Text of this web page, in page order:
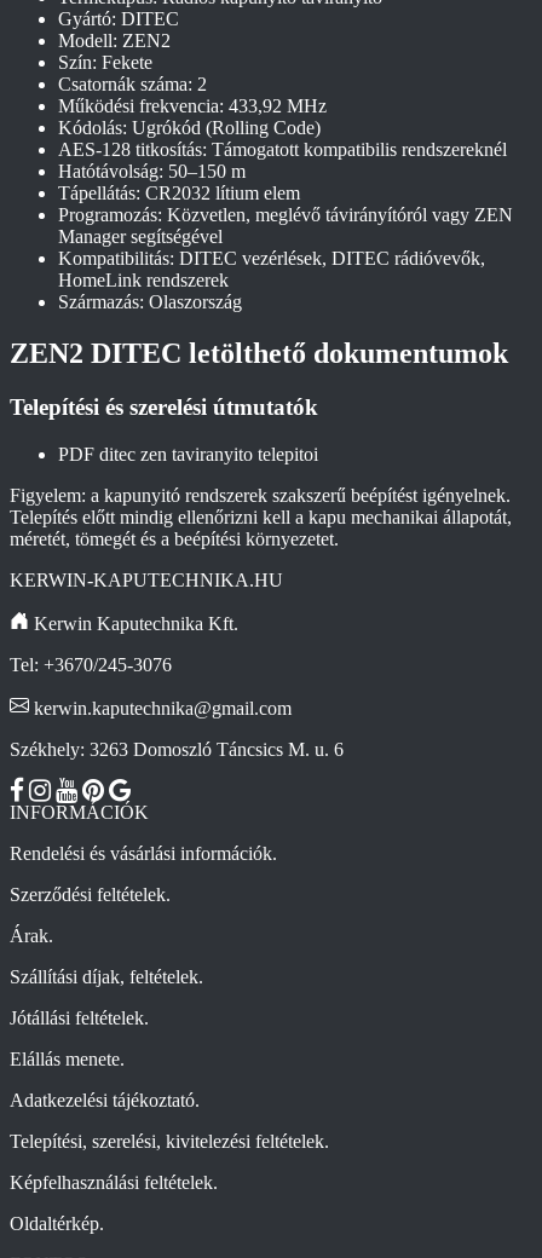
Gyártó: DITEC
Modell: ZEN2
Szín: Fekete
Csatornák száma: 2
Működési frekvencia: 433,92 MHz
Kódolás: Ugrókód (Rolling Code)
AES-128 titkosítás: Támogatott kompatibilis rendszereknél
Hatótávolság: 50–150 m
Tápellátás: CR2032 lítium elem
Programozás: Közvetlen, meglévő távirányítóról vagy ZEN
Manager segítségével
Kompatibilitás: DITEC vezérlések, DITEC rádióvevők,
HomeLink rendszerek
Származás: Olaszország
ZEN2 DITEC letölthető dokumentumok
Telepítési és szerelési útmutatók
PDF ditec zen taviranyito telepitoi
Figyelem: a kapunyitó rendszerek szakszerű beépítést igényelnek.
Telepítés előtt mindig ellenőrizni kell a kapu mechanikai állapotát,
méretét, tömegét és a beépítési környezetet.
KERWIN-KAPUTECHNIKA.HU
Kerwin Kaputechnika Kft.
Tel: +3670/245-3076
kerwin.kaputechnika@gmail.com
Székhely: 3263 Domoszló Táncsics M. u. 6
INFORMÁCIÓK
Rendelési és vásárlási információk.
Szerződési feltételek.
Árak.
Szállítási díjak, feltételek.
Jótállási feltételek.
Elállás menete.
Adatkezelési tájékoztató.
Telepítési, szerelési, kivitelezési feltételek.
Képfelhasználási feltételek.
Oldaltérkép.